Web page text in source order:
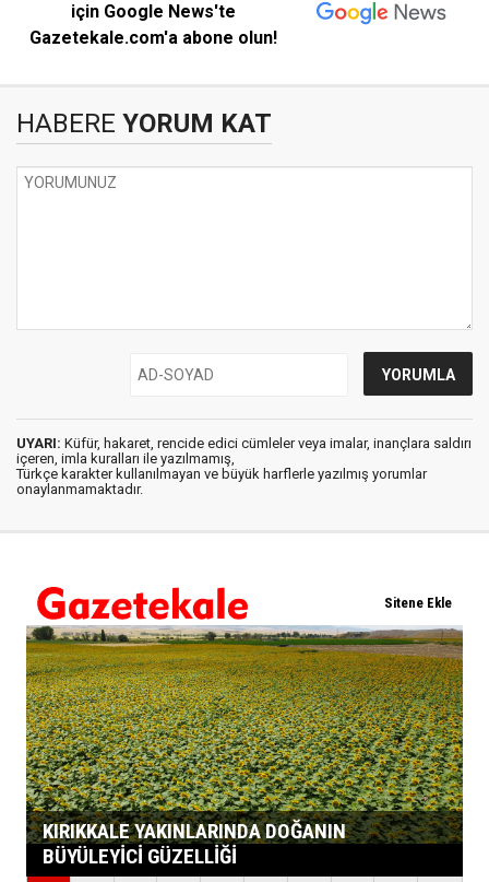
için Google News'te
Gazetekale.com'a abone olun!
HABERE YORUM KAT
UYARI: Küfür, hakaret, rencide edici cümleler veya imalar, inançlara saldırı
içeren, imla kuralları ile yazılmamış,
Türkçe karakter kullanılmayan ve büyük harflerle yazılmış yorumlar
onaylanmamaktadır.